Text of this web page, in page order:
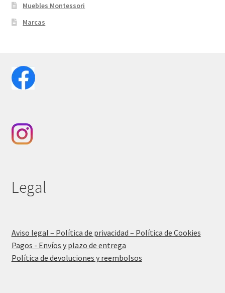
Muebles Montessori
Marcas
Legal
Aviso legal – Política de privacidad – Política de Cookies
Pagos - Envíos y plazo de entrega
Política de devoluciones y reembolsos